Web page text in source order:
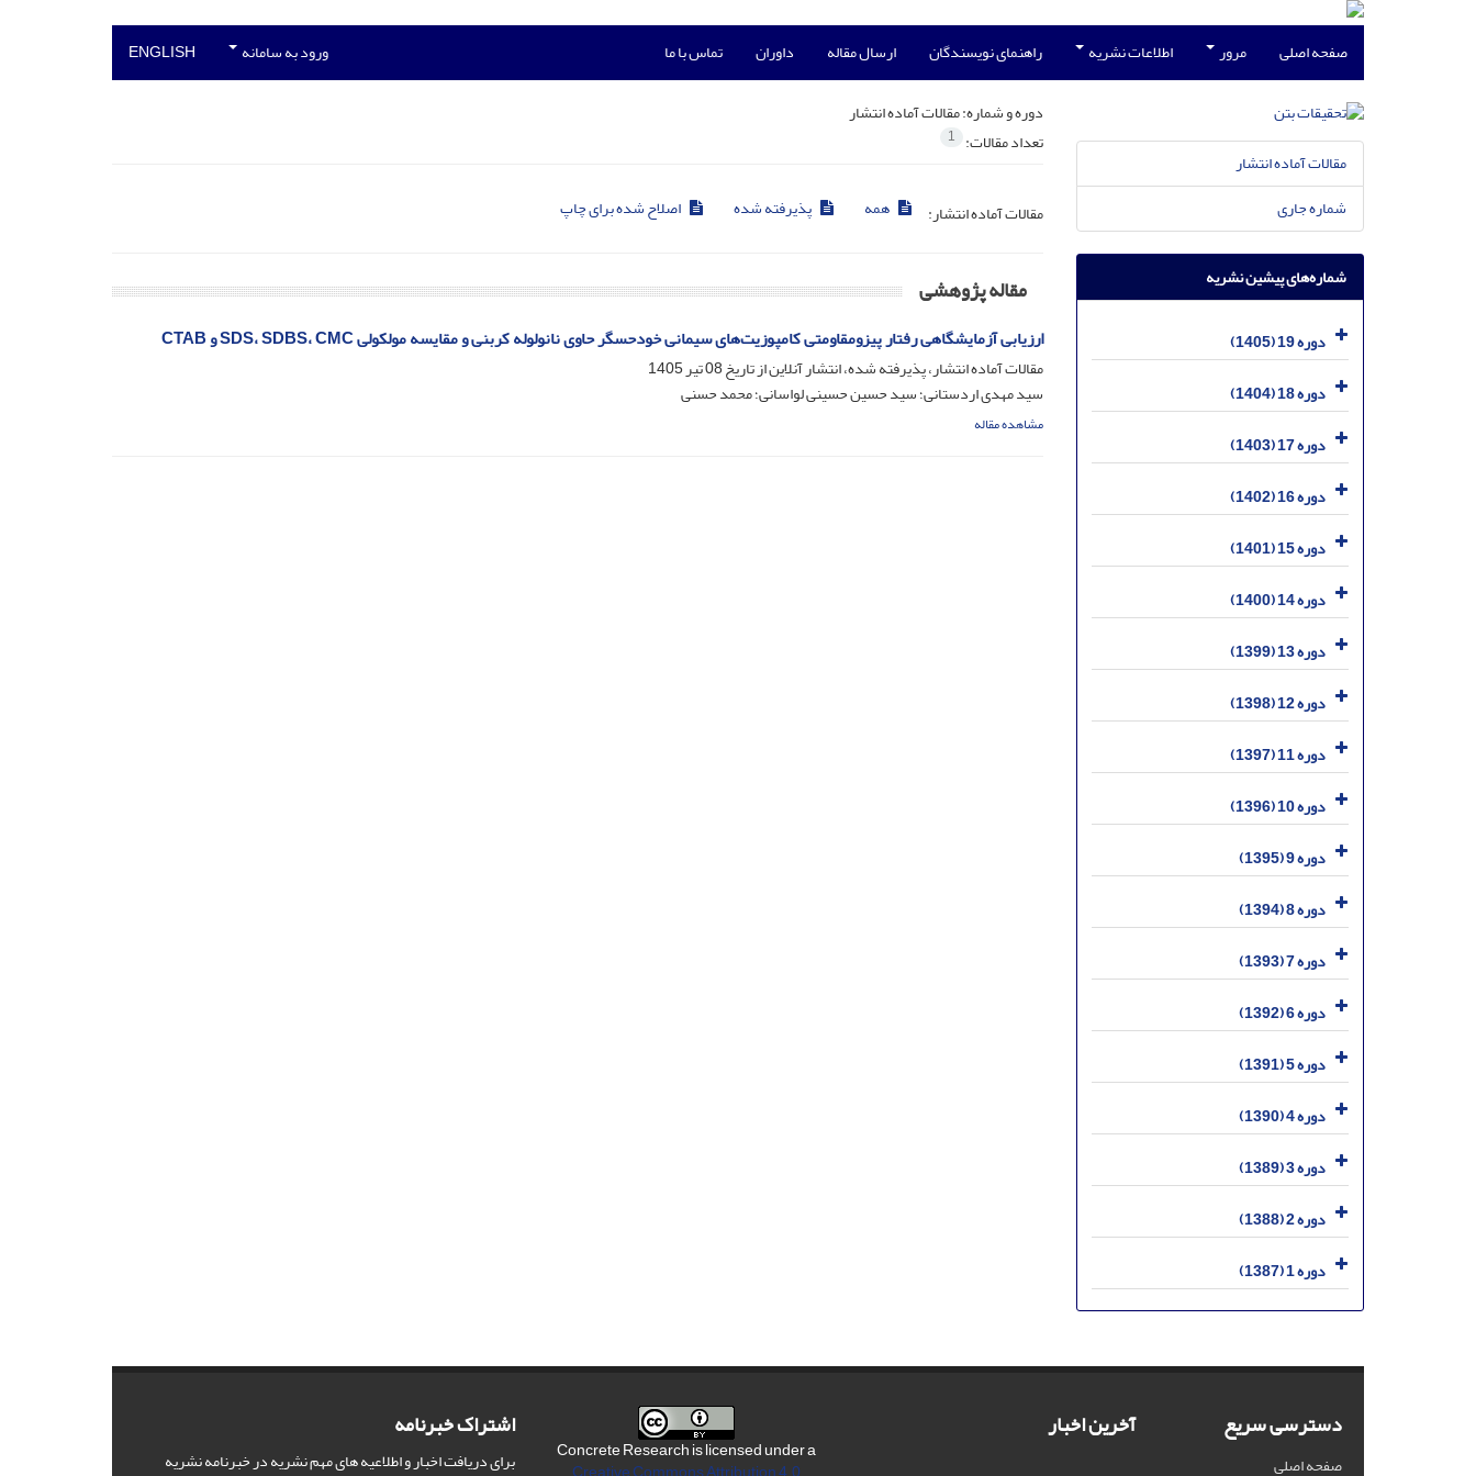
صفحه اصلی مرور اطلاعات نشریه راهنمای نویسندگان ارسال مقاله داوران تماس با ما ورود به سامانه ENGLISH
دوره و شماره:مقالات آماده انتشار
تعداد مقالات: 1
مقالات آماده انتشار: همه پذیرفته شده اصلاح شده برای چاپ
مقاله پژوهشی
ارزیابی آزمایشگاهی رفتار پیزومقاومتی کامپوزیت‌های سیمانی خودحسگر حاوی نانولوله کربنی و مقایسه مولکولی SDS، SDBS، CMC و CTAB
مقالات آماده انتشار، پذیرفته شده، انتشار آنلاین از تاریخ08 تیر 1405
سید مهدی اردستانی؛ سید حسین حسینی لواسانی؛ محمد حسنی
مشاهده مقاله
مقالات آماده انتشار
شماره جاری
شماره‌های پیشین نشریه
دوره 19 (1405)
دوره 18 (1404)
دوره 17 (1403)
دوره 16 (1402)
دوره 15 (1401)
دوره 14 (1400)
دوره 13 (1399)
دوره 12 (1398)
دوره 11 (1397)
دوره 10 (1396)
دوره 9 (1395)
دوره 8 (1394)
دوره 7 (1393)
دوره 6 (1392)
دوره 5 (1391)
دوره 4 (1390)
دوره 3 (1389)
دوره 2 (1388)
دوره 1 (1387)
دسترسی سریع
صفحه اصلی
آخرین اخبار
Concrete Research is licensed under a
اشتراک خبرنامه
برای دریافت اخبار و اطلاعیه های مهم نشریه در خبرنامه نشریه